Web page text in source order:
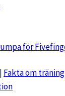
| Fakta om träning